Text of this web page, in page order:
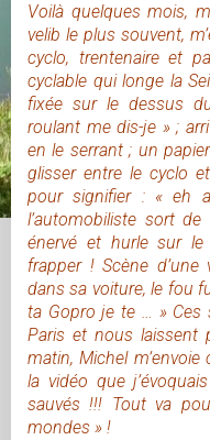
Voilà quelques mois,
velib le plus souvent,
cyclo, trentenaire et
cyclable qui longe la
fixée sur le dessus
roulant me dis-je » ;
en le serrant ; un
glisser entre le cyclo
pour signifier : « eh
l’automobiliste sort
énervé et hurle sur
frapper ! Scène
dans sa voiture, le fou
ta Gopro je te … » Ces
Paris et nous laissent
matin, Michel
la vidéo que
sauvés !!! Tout va
mondes » !